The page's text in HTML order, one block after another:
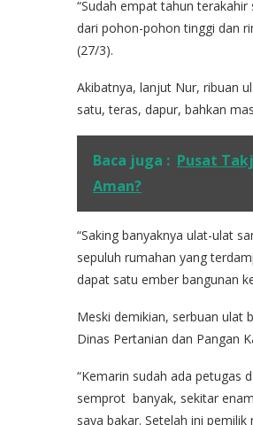
“Sudah empat tahun
dari pohon-pohon tinggi dan
(27/3).
Akibatnya, lanjut Nur, ribuan
satu, teras, dapur, bahkan
Baca juga : Pusat
Aman?
“Saking banyaknya ulat-ulat
sepuluh rumahan yang
dapat satu ember bangunan
Meski demikian, serbuan ulat
Dinas Pertanian dan Pangan
“Kemarin sudah ada petugas
semprot banyak, sekitar
saya bakar. Setelah ini